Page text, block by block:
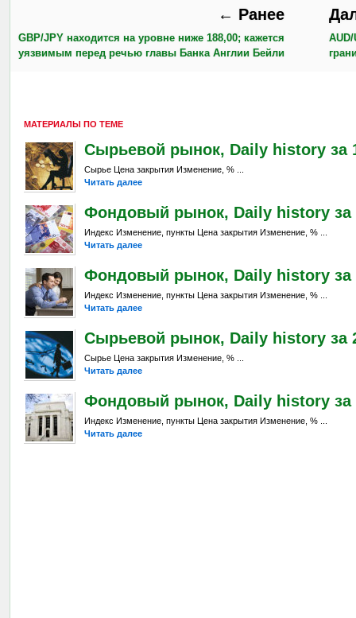
← Ранее
GBP/JPY находится на уровне ниже 188,00; кажется
уязвимым перед речью главы Банка Англии Бейли
МАТЕРИАЛЫ ПО ТЕМЕ
Сырьевой рынок, Daily history за
Сырье Цена закрытия Изменение, % ...
Читать далее
Фондовый рынок, Daily history за
Индекс Изменение, пункты Цена закрытия Изменение, % ...
Читать далее
Фондовый рынок, Daily history за
Индекс Изменение, пункты Цена закрытия Изменение, % ...
Читать далее
Сырьевой рынок, Daily history за
Сырье Цена закрытия Изменение, % ...
Читать далее
Фондовый рынок, Daily history за
Индекс Изменение, пункты Цена закрытия Изменение, % ...
Читать далее